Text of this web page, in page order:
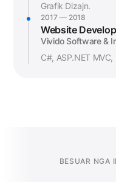
Grafik Dizajn.
2017 — 2018
Website
Vivido Software &
C#, ASP.NET MVC,
BESUAR NGA